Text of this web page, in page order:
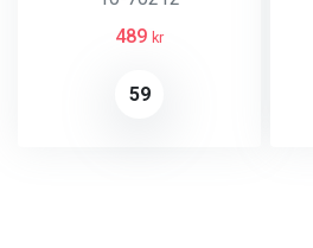
489 kr
59